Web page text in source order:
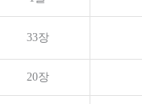
33장
20장